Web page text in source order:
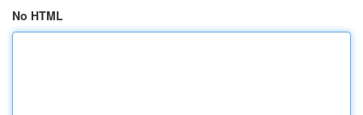
No HTML